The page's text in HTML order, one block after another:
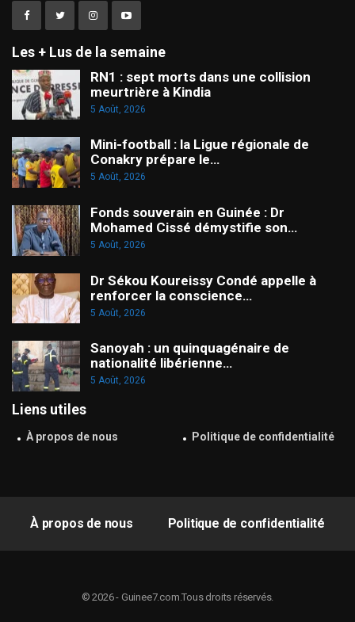
Les + Lus de la semaine
RN1 : sept morts dans une collision
meurtrière à Kindia
5 Août, 2026
Mini-football : la Ligue régionale de
Conakry prépare le…
5 Août, 2026
Fonds souverain en Guinée : Dr
Mohamed Cissé démystifie son…
5 Août, 2026
Dr Sékou Koureissy Condé appelle à
renforcer la conscience…
5 Août, 2026
Sanoyah : un quinquagénaire de
nationalité libérienne…
5 Août, 2026
Liens utiles
À propos de nous Politique de confidentialité
À propos de nous Politique de confidentialité
© 2026 - Guinee7.com.Tous droits réservés.